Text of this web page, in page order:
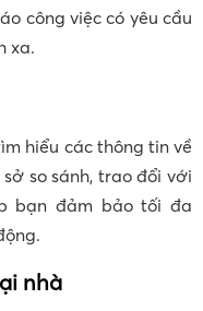
công việc có yêu cầu
xa.
hiểu các thông tin về
so sánh, trao đổi với
bạn đảm bảo tối đa
nhà